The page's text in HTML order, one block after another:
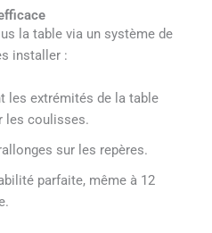
la table via un système de
installer :
les extrémités de la table
les coulisses.
sur les repères.
parfaite, même à 12